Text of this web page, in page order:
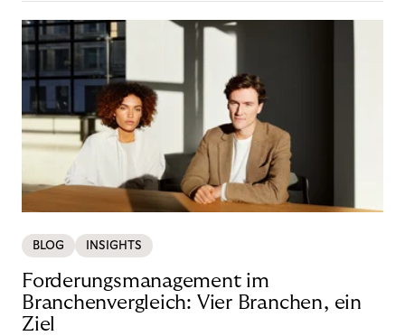
BLOG INSIGHTS
Forderungsmanagement im
Branchenvergleich: Vier Branchen, ein
Ziel